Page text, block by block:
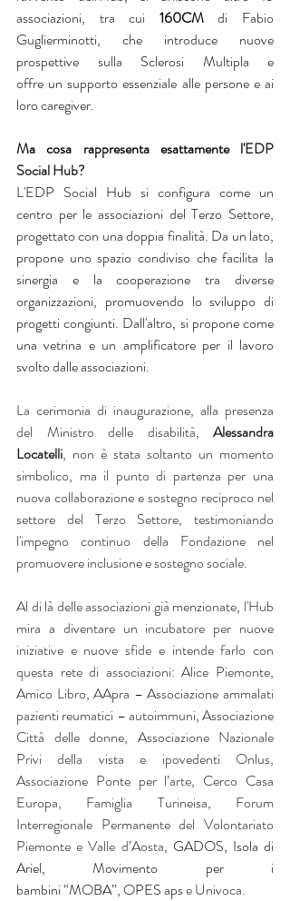
associazioni, tra cui 160CM
di Fabio
Guglierminotti, che introduce nuove
prospettive sulla Sclerosi Multipla e
offre un supporto essenziale alle persone e ai
loro caregiver.
Ma cosa rappresenta esattamente l'EDP
Social Hub?
L'EDP Social Hub si configura come un
centro per le associazioni del Terzo Settore,
progettato con una doppia finalità. Da un lato,
propone uno spazio condiviso che facilita la
sinergia e la cooperazione tra diverse
organizzazioni, promuovendo lo sviluppo di
progetti congiunti. Dall'altro, si propone come
una vetrina e un amplificatore per il lavoro
svolto dalle associazioni.
La cerimonia di inaugurazione, alla presenza
del Ministro delle disabilità, Alessandra
Locatelli, non è stata soltanto un momento
simbolico, ma il punto di partenza per una
nuova collaborazione e sostegno reciproco nel
settore del Terzo Settore, testimoniando
l'impegno continuo della Fondazione nel
promuovere inclusione e sostegno sociale.
Al di là delle associazioni già menzionate, l'Hub
mira a diventare un incubatore per nuove
iniziative e nuove sfide e intende farlo con
questa rete di associazioni: Alice Piemonte
Amico Libro, AApra – Associazione ammalati
pazienti reumatici – autoimmuni, Associazione
Città delle donne, Associazione Nazionale
Privi della vista e ipovedenti Onlus
Associazione Ponte per l’arte, Cerco Casa
Europa, Famiglia Turineisa, Forum
Interregionale Permanente del Volontariato
Piemonte e Valle d’Aosta, GADOS, Isola di
Ariel, Movimento per i
bambini “MOBA”, OPES apse Univoca.